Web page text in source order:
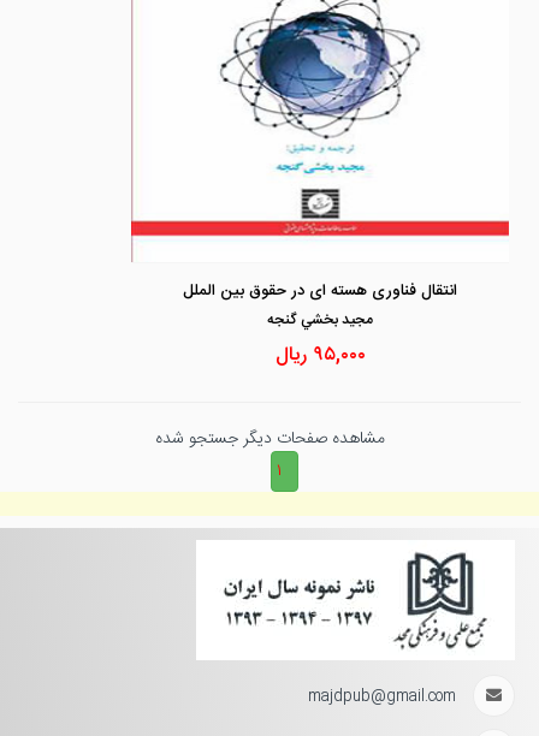
انتقال فناوری هسته ای در حقوق بین الملل
مجيد بخشي گنجه
۹۵,۰۰۰ ریال
مشاهده صفحات دیگر جستجو شده
۱
majdpub@gmail.com